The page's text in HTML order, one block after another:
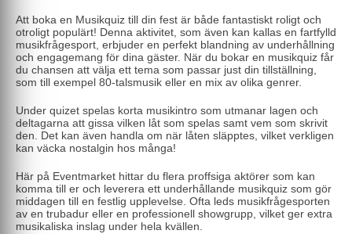
Att boka en Musikquiz till din fest är både fantastiskt roligt och
otroligt populärt! Denna aktivitet, som även kan kallas en fartfylld
musikfrågesport, erbjuder en perfekt blandning av underhållning
och engagemang för dina gäster. När du bokar en musikquiz får
du chansen att välja ett tema som passar just din tillställning,
som till exempel 80-talsmusik eller en mix av olika genrer.
Under quizet spelas korta musikintro som utmanar lagen och
deltagarna att gissa vilken låt som spelas samt vem som skrivit
den. Det kan även handla om när låten släpptes, vilket verkligen
kan väcka nostalgin hos många!
Här på Eventmarket hittar du flera proffsiga aktörer som kan
komma till er och leverera ett underhållande musikquiz som gör
middagen till en festlig upplevelse. Ofta leds musikfrågesporten
av en trubadur eller en professionell showgrupp, vilket ger extra
musikaliska inslag under hela kvällen.